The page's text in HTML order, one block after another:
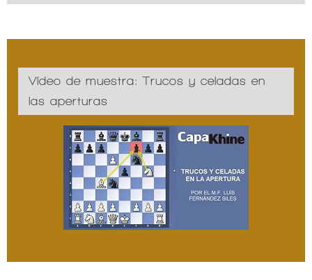
Vídeo de muestra: Trucos y celadas en
las aperturas